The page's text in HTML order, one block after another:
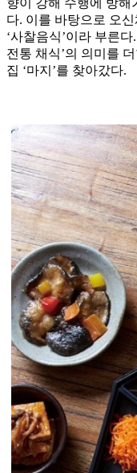
향이 강해 수행에 방해
다. 이를 바탕으로 오
‘사찰음식’이라 부른
전통 채식’의 의미를
집 ‘마지’를 찾아갔다.